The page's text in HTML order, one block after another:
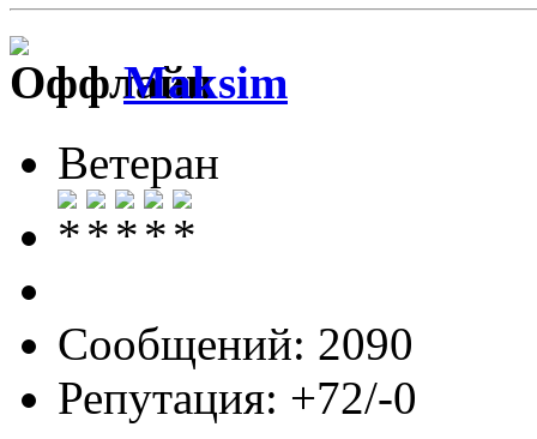
Maksim
Ветеран
Сообщений: 2090
Репутация: +72/-0